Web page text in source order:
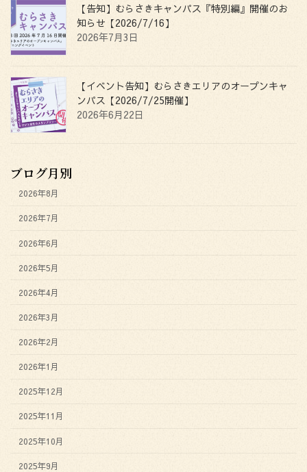
【告知】むらさきキャンパス『特別編』開催のお
知らせ【2026/7/16】
2026年7月3日
【イベント告知】むらさきエリアのオープンキャ
ンパス【2026/7/25開催】
2026年6月22日
ブログ月別
2026年8月
2026年7月
2026年6月
2026年5月
2026年4月
2026年3月
2026年2月
2026年1月
2025年12月
2025年11月
2025年10月
2025年9月